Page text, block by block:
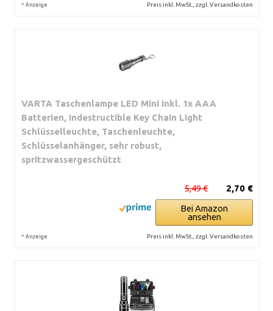
* Anzeige Preis inkl. MwSt., zzgl. Versandkosten
VARTA Taschenlampe LED Mini inkl. 1x AAA
Batterien, Indestructible Key Chain Light
Schlüsselleuchte, Taschenleuchte,
Schlüsselanhänger, sehr robust,
spritzwassergeschützt
2,70 €
5,49 €
Bei Amazon
ansehen
* Anzeige Preis inkl. MwSt., zzgl. Versandkosten